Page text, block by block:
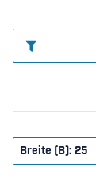
Breite (B): 25